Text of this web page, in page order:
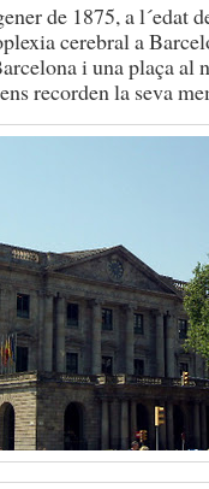
de 1875, a l´edat
cerebral a
i una plaça al
recorden la seva